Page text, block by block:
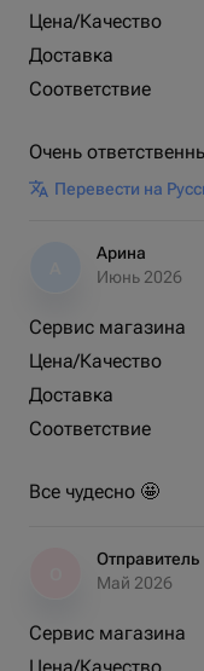
Цена/Качество
Доставка
Соответствие
Очень
Перевести на
Арина
Июнь 2026
Сервис магазина
Цена/Качество
Доставка
Соответствие
Все чудесно 🤩
Отправитель
Май 2026
Сервис магазина